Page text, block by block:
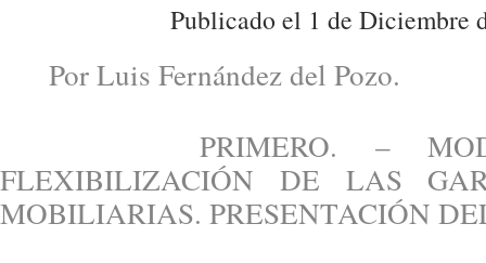
Publicado el 1 de Diciembre
Por Luis Fernández del Pozo.
PRIMERO. –
FLEXIBILIZACIÓN DE LAS
MOBILIARIAS. PRESENTACIÓN